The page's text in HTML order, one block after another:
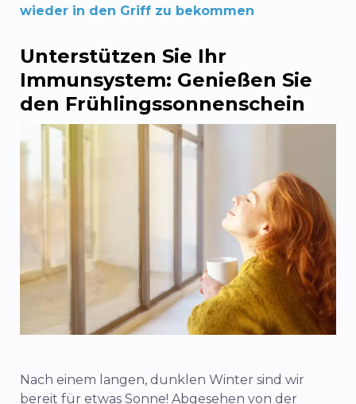
wieder in den Griff zu bekommen
Unterstützen Sie Ihr
Immunsystem: Genießen Sie
den Frühlingssonnenschein
Nach einem langen, dunklen Winter sind wir
bereit für etwas Sonne! Abgesehen von der